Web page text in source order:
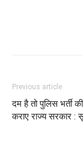
Previous article
दम है तो पुलिस भर्ती
कराए राज्य सरकार :